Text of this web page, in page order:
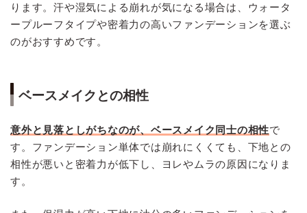
ります。汗や湿気による崩れが気になる場合は、ウォータ
ープルーフタイプや密着力の高いファンデーションを選ぶ
のがおすすめです。
ベースメイクとの相性
意外と見落としがちなのが、ベースメイク同士の相性で
す。ファンデーション単体では崩れにくくても、下地との
相性が悪いと密着力が低下し、ヨレやムラの原因になりま
す。